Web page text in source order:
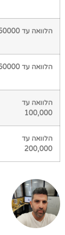
הלוואה עד 50000
הלוואה עד 60000
הלוואה עד
100,000
הלוואה עד
200,000